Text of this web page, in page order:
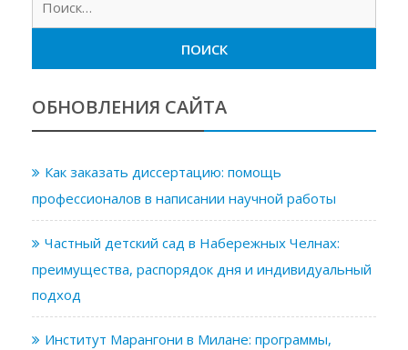
ОБНОВЛЕНИЯ САЙТА
Как заказать диссертацию: помощь
профессионалов в написании научной работы
Частный детский сад в Набережных Челнах:
преимущества, распорядок дня и индивидуальный
подход
Институт Марангони в Милане: программы,